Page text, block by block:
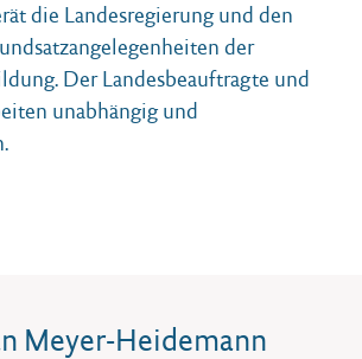
die Landesregierung und den
der
Der Landesbeauftragte und
unabhängig und
Meyer-Heidemann